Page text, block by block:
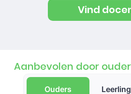
Vind
Aanbevolen door
Ouders